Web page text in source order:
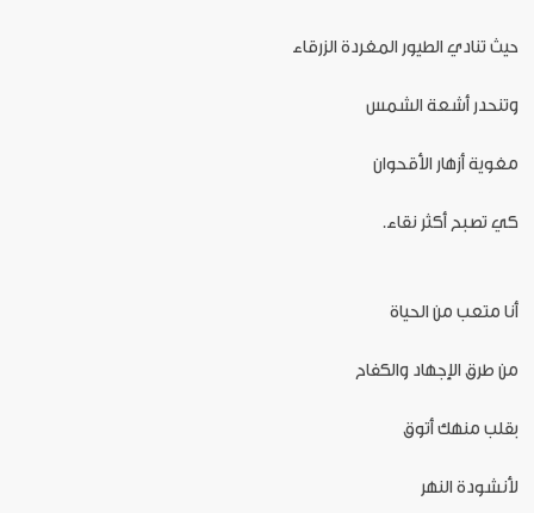
حيث تنادي الطيور المغردة الزرقاء
وتنحدر أشعة الشمس
مغوية أزهار الأقحوان
كي تصبح أكثر نقاء.
أنا متعب من الحياة
من طرق الإجهاد والكفاح
بقلب منهك أتوق
لأنشودة النهر